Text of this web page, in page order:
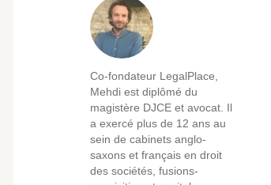
Co-fondateur LegalPlace,
Mehdi est diplômé du
magistère DJCE et avocat. Il
a exercé plus de 12 ans au
sein de cabinets anglo-
saxons et français en droit
des sociétés, fusions-